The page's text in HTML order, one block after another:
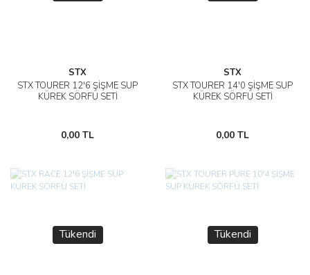
STX
STX TOURER 12'6 ŞİŞME SUP
KÜREK SÖRFÜ SETİ
0,00 TL
STX
STX TOURER 14'0 ŞİŞME SUP
KÜREK SÖRFÜ SETİ
0,00 TL
Tükendi Tükendi